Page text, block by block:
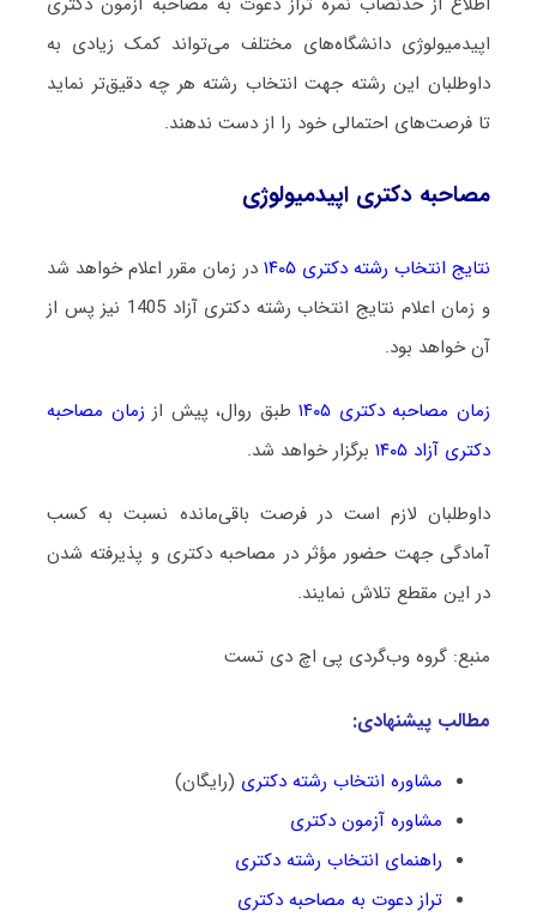
اپیدمیولوژی دانشگاه‌های مختلف می‌تواند کمک زیادی به
داوطلبان این رشته جهت انتخاب رشته هر چه دقیق‌تر نماید
تا فرصت‌های احتمالی خود را از دست ندهند.
مصاحبه دکتری اپیدمیولوژی
نتایج انتخاب رشته دکتری ۱۴۰۵
در زمان مقرر اعلام خواهد شد
و زمان اعلام نتایج انتخاب رشته دکتری آزاد 1405 نیز پس از
آن خواهد بود.
زمان مصاحبه دکتری ۱۴۰۵ طبق روال، پیش از زمان مصاحبه
دکتری آزاد ۱۴۰۵
برگزار خواهد شد.
داوطلبان لازم است در فرصت باقی‌مانده نسبت به کسب
آمادگی جهت حضور مؤثر در مصاحبه دکتری و پذیرفته شدن
در این مقطع تلاش نمایند.
منبع: گروه وب‌گردی پی اچ دی تست
مطالب پیشنهادی:
مشاوره انتخاب رشته دکتری (رایگان)
مشاوره آزمون دکتری
راهنمای انتخاب رشته دکتری
تراز دعوت به مصاحبه دکتری